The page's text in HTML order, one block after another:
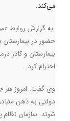
می‌کند.
به ‌گزارش روابط
حضور در بیمارستان
احترام کرد.
وی گفت: امروز هر
دولتی به ذهن
شوند. سازمان